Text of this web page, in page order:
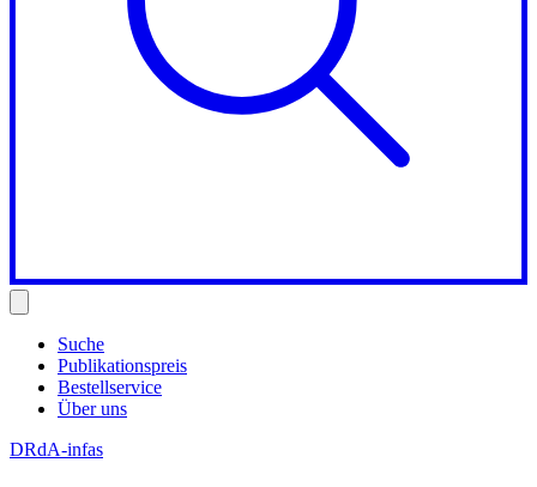
Suche
Publikationspreis
Bestellservice
Über uns
DRdA-infas